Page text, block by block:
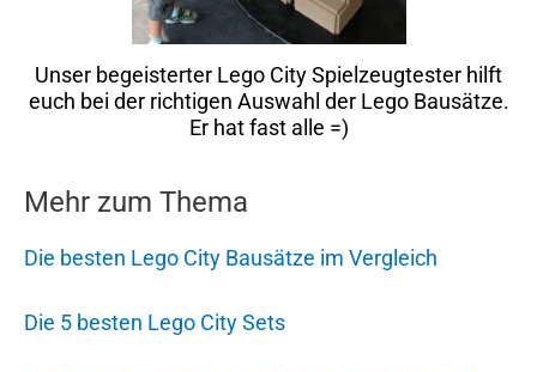
Unser begeisterter Lego City Spielzeugtester hilft
euch bei der richtigen Auswahl der Lego Bausätze.
Er hat fast alle =)
Mehr zum Thema
Die besten Lego City Bausätze im Vergleich
Die 5 besten Lego City Sets